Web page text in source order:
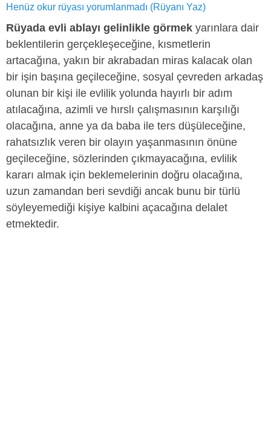
Henüz okur rüyası yorumlanmadı (Rüyanı Yaz)
Rüyada evli ablayı gelinlikle görmek yarınlara dair
beklentilerin gerçekleşeceğine, kısmetlerin
artacağına, yakın bir akrabadan miras kalacak olan
bir işin başına geçileceğine, sosyal çevreden arkadaş
olunan bir kişi ile evlilik yolunda hayırlı bir adım
atılacağına, azimli ve hırslı çalışmasının karşılığı
olacağına, anne ya da baba ile ters düşüleceğine,
rahatsızlık veren bir olayın yaşanmasının önüne
geçileceğine, sözlerinden çıkmayacağına, evlilik
kararı almak için beklemelerinin doğru olacağına,
uzun zamandan beri sevdiği ancak bunu bir türlü
söyleyemediği kişiye kalbini açacağına delalet
etmektedir.